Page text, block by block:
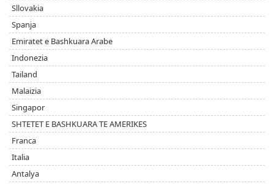
Sllovakia
Spanja
Emiratet e Bashkuara Arabe
Indonezia
Tailand
Malaizia
Singapor
SHTETET E BASHKUARA TE AMERIKES
Franca
Italia
Antalya